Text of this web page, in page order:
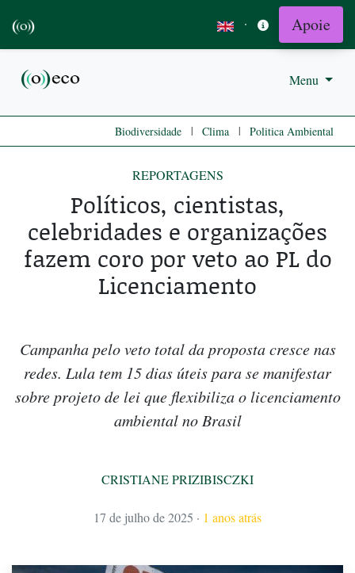
· Apoie
Menu
Biodiversidade | Clima | Politica Ambiental
REPORTAGENS
Políticos, cientistas,
celebridades e organizações
fazem coro por veto ao PL do
Licenciamento
Campanha pelo veto total da proposta cresce nas
redes. Lula tem 15 dias úteis para se manifestar
sobre projeto de lei que flexibiliza o licenciamento
ambiental no Brasil
CRISTIANE PRIZIBISCZKI
17 de julho de 2025 · 1 anos atrás